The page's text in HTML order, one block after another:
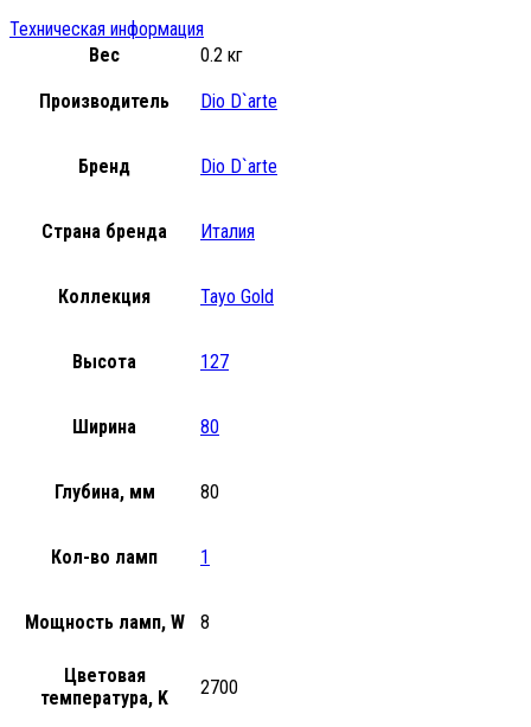
Техническая информация
Вес
0.2 кг
Производитель Dio D`arte
Бренд Dio D`arte
Страна бренда Италия
Коллекция Tayo Gold
Высота 127
Ширина 80
Глубина, мм 80
Кол-во ламп 1
Мощность ламп, W 8
Цветовая
температура, K
2700